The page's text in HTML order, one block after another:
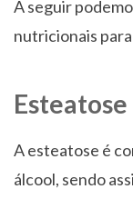
A seguir
nutricionais
A esteatose é
álcool, sendo